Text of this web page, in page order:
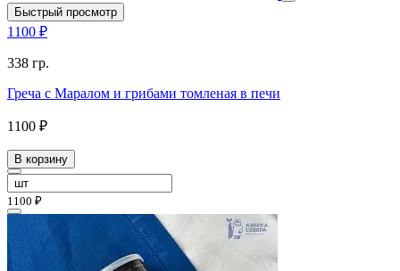
Быстрый просмотр
1100 ₽
338 гр.
Греча с Маралом и грибами томленая в печи
1100 ₽
В корзину
1100 ₽